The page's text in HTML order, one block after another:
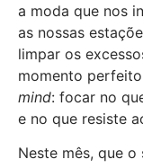
a moda que nos
as nossas
limpar os
momento
mind: focar no
e no que resiste
Neste mês, que